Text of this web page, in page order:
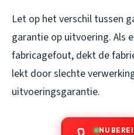
Let op het verschil tussen
garantie op uitvoering. Als
fabricagefout, dekt de
lekt door slechte
uitvoeringsgarantie.
NU